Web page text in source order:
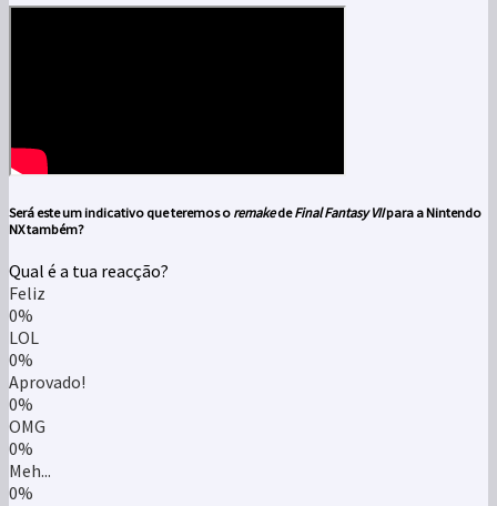
Será este um indicativo que teremos o remakedeFinal Fantasy VIIpara aNintendo
NXtambém?
Qual é a tua reacção?
Feliz
0%
LOL
0%
Aprovado!
0%
OMG
0%
Meh...
0%